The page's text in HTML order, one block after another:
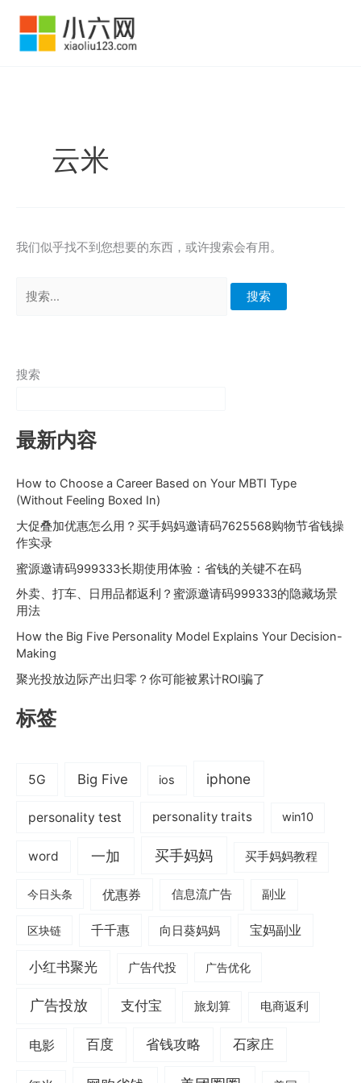
云米
我们似乎找不到您想要的东西，或许搜索会有用。
索：
搜索
最新内容
How to Choose a Career Based on Your MBTI Type
(Without Feeling Boxed In)
大促叠加优惠怎么用？买手妈妈邀请码7625568购物节省钱操
作实录
蜜源邀请码999333长期使用体验：省钱的关键不在码
外卖、打车、日用品都返利？蜜源邀请码999333的隐藏场景
用法
How the Big Five Personality Model Explains Your Decision-
Making
聚光投放边际产出归零？你可能被累计ROI骗了
标签
5G Big Five ios iphone
personality test personality traits win10
word 一加 买手妈妈 买手妈妈教程
今日头条 优惠券 信息流广告 副业
区块链 千千惠 向日葵妈妈 宝妈副业
小红书聚光 广告代投 广告优化
广告投放 支付宝 旅划算 电商返利
电影 百度 省钱攻略 石家庄